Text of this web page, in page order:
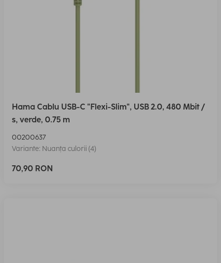
Hama Cablu USB-C "Flexi-Slim", USB 2.0, 480 Mbit /
s, verde, 0.75 m
00200637
Variante: Nuanța culorii (4)
70,90 RON